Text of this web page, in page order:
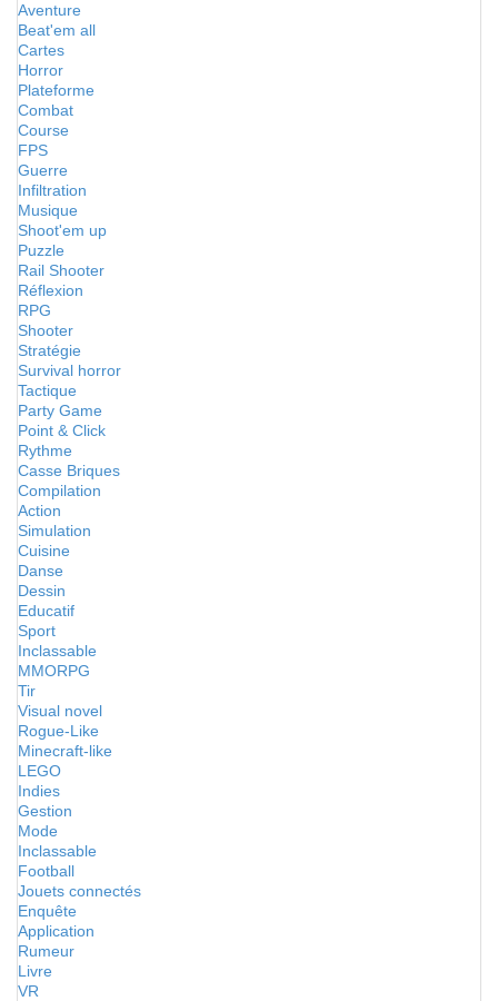
Aventure
Beat'em all
Cartes
Horror
Plateforme
Combat
Course
FPS
Guerre
Infiltration
Musique
Shoot'em up
Puzzle
Rail Shooter
Réflexion
RPG
Shooter
Stratégie
Survival horror
Tactique
Party Game
Point & Click
Rythme
Casse Briques
Compilation
Action
Simulation
Cuisine
Danse
Dessin
Educatif
Sport
Inclassable
MMORPG
Tir
Visual novel
Rogue-Like
Minecraft-like
LEGO
Indies
Gestion
Mode
Inclassable
Football
Jouets connectés
Enquête
Application
Rumeur
Livre
VR